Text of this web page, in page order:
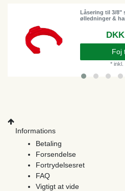
Låsering til 3/8"
ølledninger &
Foj
* inkl.
Informations
Betaling
Forsendelse
Fortrydelsesret
FAQ
Vigtigt at vide